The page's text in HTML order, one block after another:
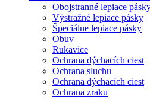
Obojstranné lepiace
Výstražné lepiace pásky
Špeciálne lepiace pásky
Obuv
Rukavice
Ochrana dýchacích ciest
Ochrana sluchu
Ochrana dýchacích ciest
Ochrana zraku